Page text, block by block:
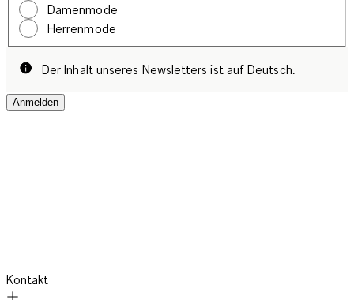
Damenmode
Herrenmode
Der Inhalt unseres Newsletters ist auf Deutsch.
Anmelden
Kontakt